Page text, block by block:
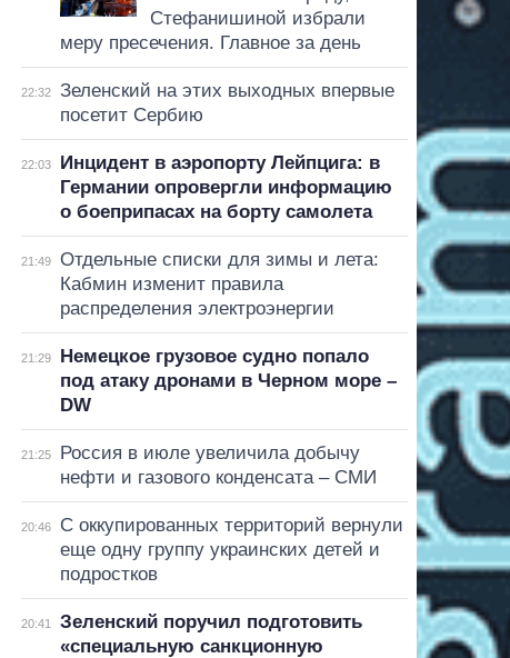
Стефанишиной избрали
меру пресечения. Главное за день
22:32
Зеленский на этих выходных впервые
посетит Сербию
22:03
Инцидент в аэропорту Лейпцига: в
Германии опровергли информацию
о боеприпасах на борту самолета
21:49
Отдельные списки для зимы и лета:
Кабмин изменит правила
распределения электроэнергии
21:29
Немецкое грузовое судно попало
под атаку дронами в Черном море –
DW
21:25
Россия в июле увеличила добычу
нефти и газового конденсата – СМИ
20:46
С оккупированных территорий вернули
еще одну группу украинских детей и
подростков
20:41
Зеленский поручил подготовить
«специальную санкционную